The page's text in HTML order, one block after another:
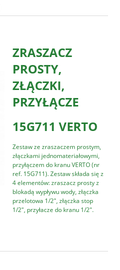
ZRASZACZ
PROSTY,
ZŁĄCZKI,
PRZYŁĄCZE
15G711 VERTO
Zestaw ze zraszaczem prostym,
złączkami jednomateriałowymi,
przyłączem do kranu VERTO (nr
ref. 15G711). Zestaw składa się z
4 elementów: zraszacz prosty z
blokadą wypływu wody, złączka
przelotowa 1/2", złączka stop
1/2", przyłacze do kranu 1/2".